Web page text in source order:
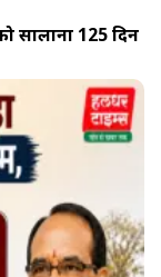
सालाना 125 दिन